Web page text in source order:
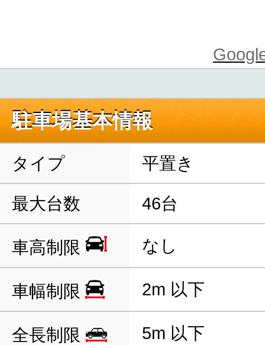
駐車場基本情報
タイプ 平置き
最大台数 46台
車高制限 なし
車幅制限 2m 以下
全長制限 5m 以下